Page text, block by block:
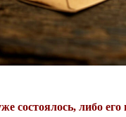
состоялось, либо